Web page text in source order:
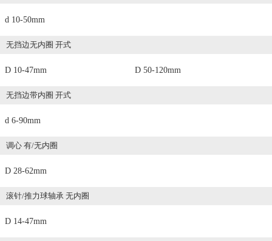
d 10-50mm
无挡边无内圈 开式
D 10-47mm D 50-120mm
无挡边带内圈 开式
d 6-90mm
调心 有/无内圈
D 28-62mm
滚针/推力球轴承 无内圈
D 14-47mm